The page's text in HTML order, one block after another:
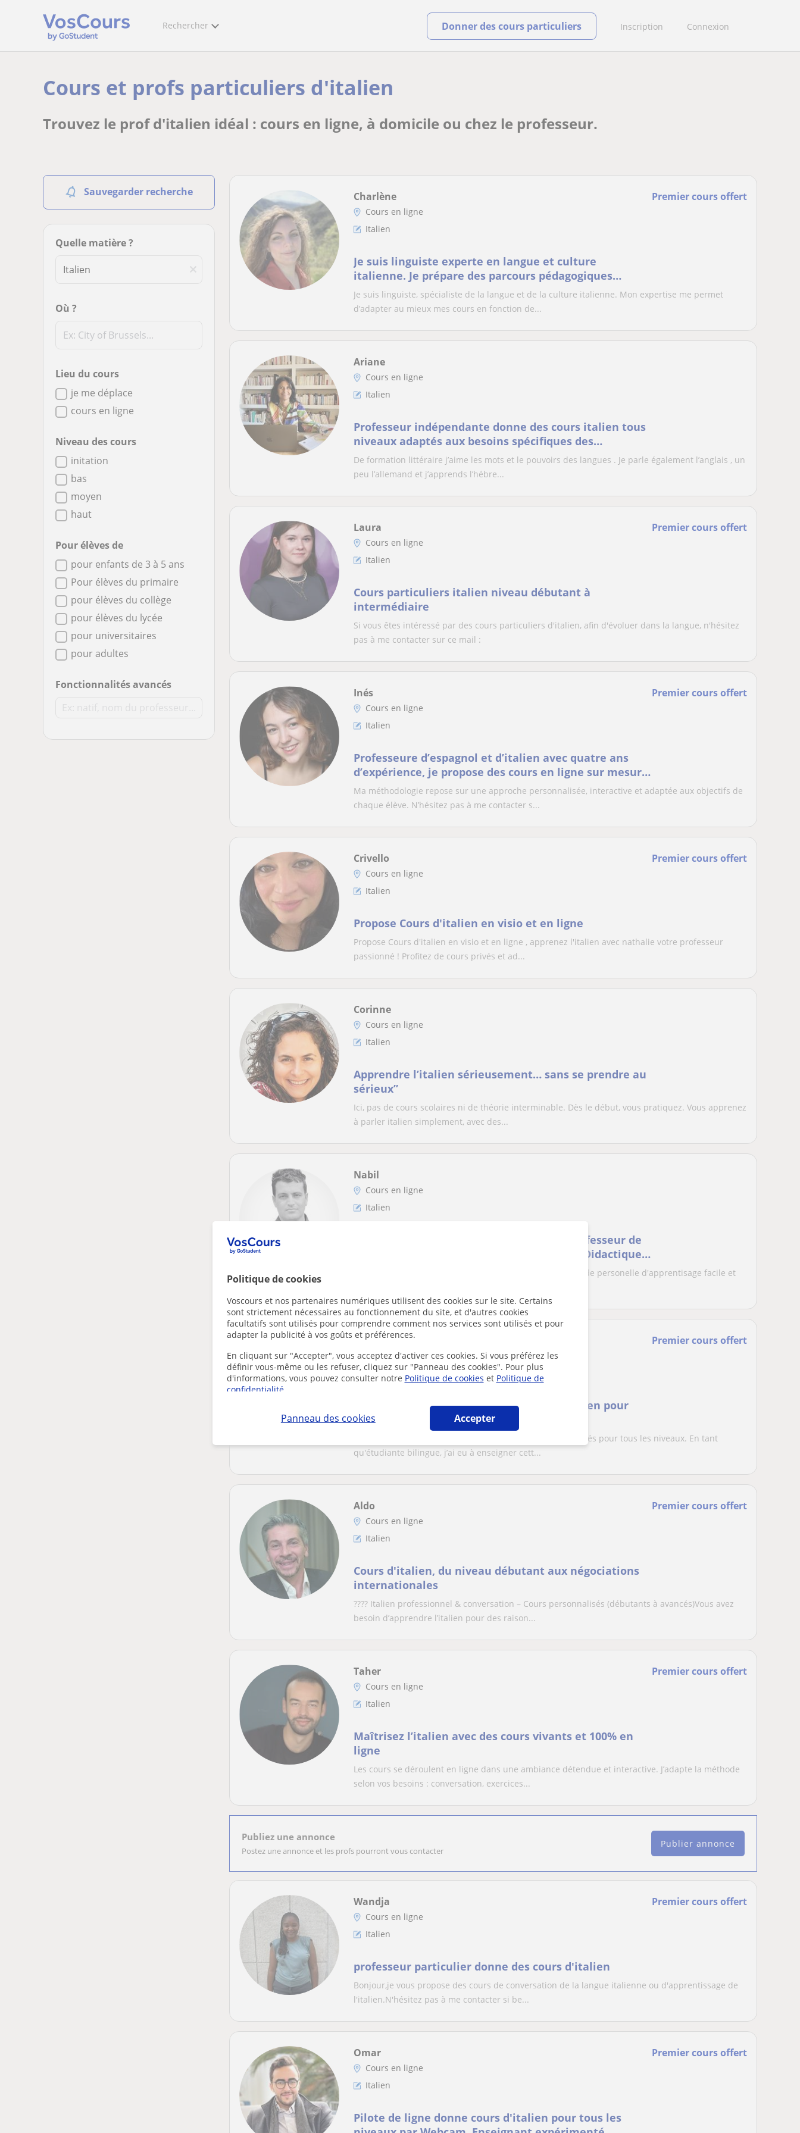
Politique de cookies
Voscours et nos partenaires numériques utilisent des cookies sur le site. Certains
sont strictement nécessaires au fonctionnement du site, et d'autres cookies
facultatifs sont utilisés pour comprendre comment nos services sont utilisés et pour
adapter la publicité à vos goûts et préférences.
En cliquant sur "Accepter", vous acceptez d'activer ces cookies. Si vous préférez les
définir vous-même ou les refuser, cliquez sur "Panneau des cookies". Pour plus
d'informations, vous pouvez consulter notre Politique de cookies et Politique de
confidentialité.
Panneau des cookies Accepter
Rechercher Inscription Connexion
Donner des cours particuliers
Cours et profs particuliers d'italien
Trouvez le prof d'italien idéal : cours en ligne, à domicile ou chez le professeur.
Sauvegarder recherche
Quelle matière ?
Où ?
Lieu du cours
je me déplace
cours en ligne
Niveau des cours
initation
bas
moyen
haut
Pour élèves de
pour enfants de 3 à 5 ans
Pour élèves du primaire
pour élèves du collège
pour élèves du lycée
pour universitaires
pour adultes
Fonctionnalités avancés
Premier cours offert
Charlène
Cours en ligne
Italien
Je suis linguiste experte en langue et culture
italienne. Je prépare des parcours pédagogiques
adaptés à chacun et pour tous les niveaux et prépare
également aux diplômes de compétence en langue.
Je suis linguiste, spécialiste de la langue et de la culture italienne. Mon expertise me permet
d’adapter au mieux mes cours en fonction de...
Ariane
Cours en ligne
Italien
Professeur indépendante donne des cours italien tous
niveaux adaptés aux besoins spécifiques des
apprenants
De formation littéraire j’aime les mots et le pouvoirs des langues . Je parle également l’anglais , un
peu l’allemand et j’apprends l’hébre...
Premier cours offert
Laura
Cours en ligne
Italien
Cours particuliers italien niveau débutant à
intermédiaire
Si vous êtes intéressé par des cours particuliers d'italien, afin d'évoluer dans la langue, n'hésitez
pas à me contacter sur ce mail :
Premier cours offert
Inés
Cours en ligne
Italien
Professeure d’espagnol et d’italien avec quatre ans
d’expérience, je propose des cours en ligne sur mesure
pour tous les niveaux.
Ma méthodologie repose sur une approche personnalisée, interactive et adaptée aux objectifs de
chaque élève. N’hésitez pas à me contacter s...
Premier cours offert
Crivello
Cours en ligne
Italien
Propose Cours d'italien en visio et en ligne
Propose Cours d'italien en visio et en ligne , apprenez l'italien avec nathalie votre professeur
passionné ! Profitez de cours privés et ad...
Corinne
Cours en ligne
Italien
Apprendre l’italien sérieusement… sans se prendre au
sérieux”
Ici, pas de cours scolaires ni de théorie interminable. Dès le début, vous pratiquez. Vous apprenez
à parler italien simplement, avec des...
Nabil
Cours en ligne
Italien
Professeur et Traducteur Quadrilingue, Professeur de
la langue italienne au lycée, Doctorant en Didactique
Je suis un enseignant de la langue italienne, j'ai une métode personelle d'apprentisage facile et
Premier cours offert
Sokhna
Cours en ligne
Italien
Étudiante bilingue propose des cours d’italien pour
tous les niveaux
Je suis heureuse de vous proposer mes cours d'italien privés pour tous les niveaux. En tant
qu'étudiante bilingue, j’ai eu à enseigner cett...
Premier cours offert
Aldo
Cours en ligne
Italien
Cours d'italien, du niveau débutant aux négociations
internationales
???? Italien professionnel & conversation – Cours personnalisés (débutants à avancés)Vous avez
besoin d’apprendre l’italien pour des raison...
Premier cours offert
Taher
Cours en ligne
Italien
Maîtrisez l’italien avec des cours vivants et 100% en
ligne
Les cours se déroulent en ligne dans une ambiance détendue et interactive. J’adapte la méthode
selon vos besoins : conversation, exercices...
Publiez une annonce
Postez une annonce et les profs pourront vous contacter
Publier annonce
Premier cours offert
Wandja
Cours en ligne
Italien
professeur particulier donne des cours d'italien
Bonjour,je vous propose des cours de conversation de la langue italienne ou d'apprentissage de
l'italien.N'hésitez pas à me contacter si be...
Premier cours offert
Omar
Cours en ligne
Italien
Pilote de ligne donne cours d'italien pour tous les